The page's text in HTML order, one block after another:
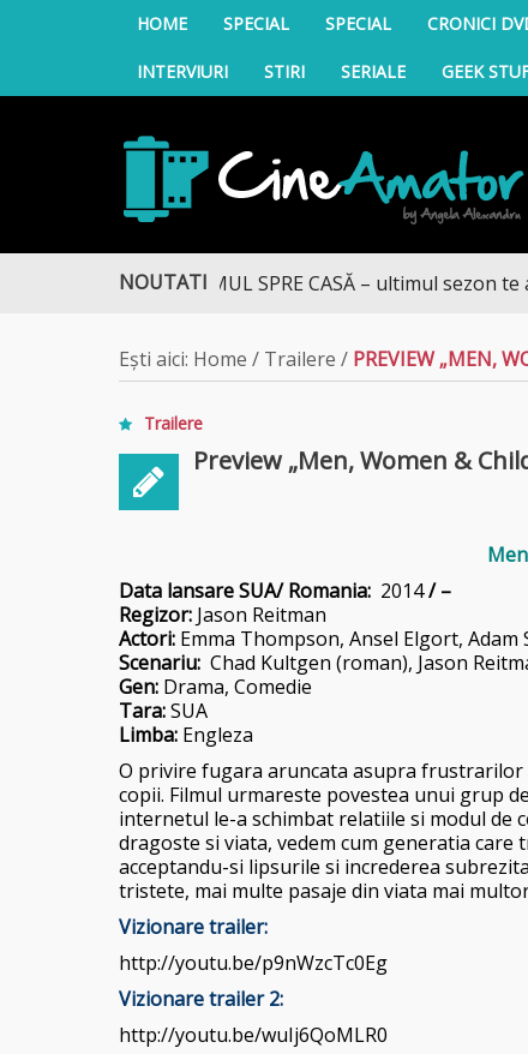
HOME SPECIAL SPECIAL CRONICI
INTERVIURI STIRI SERIALE GEEK
CineAmator
NOUTATI
DRUMUL SPRE CASĂ – ultimul sezon te
Ești aici: Home / Trailere / PREVIEW „MEN,
Trailere
Preview „Men, Women &
Data lansare SUA/ Romania: 2014/ –
Regizor: Jason Reitman
Actori: Emma Thompson, Ansel Elgort, Adam
Scenariu: Chad Kultgen (roman), Jason
Gen: Drama, Comedie
Tara:SUA
Limba: Engleza
O privire fugara aruncata asupra
copii. Filmul urmareste povestea unui grup
internetul le-a schimbat relatiile si modul de
dragoste si viata, vedem cum generatia care
acceptandu-si lipsurile si increderea
tristete, mai multe pasaje din viata mai
Vizionare trailer:
http://youtu.be/p9nWzcTc0Eg
Vizionare trailer 2:
http://youtu.be/wuIj6QoMLR0